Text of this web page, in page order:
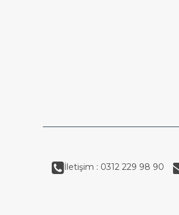
İletişim : 0312 229 98 90